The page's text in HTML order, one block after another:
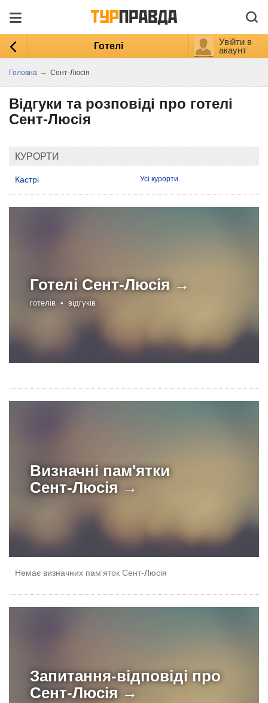
Готелі
Увійти в
акаунт
Головна → Сент-Люсія
Відгуки та розповіді про готелі
Сент-Люсія
КУРОРТИ
Кастрі Усі курорти...
Готелі Сент-Люсія →
готелів • відгуків
Визначні пам'ятки
Сент-Люсія →
Немає визначних пам'яток Сент-Люсія
Запитання-відповіді про
Сент-Люсія →